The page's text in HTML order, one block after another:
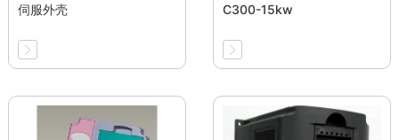
伺服外壳 C300-15kw